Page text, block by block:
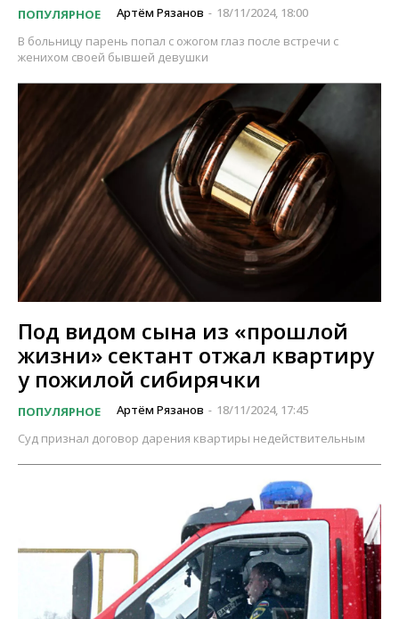
ПОПУЛЯРНОЕ Артём Рязанов - 18/11/2024, 18:00
В больницу парень попал с ожогом глаз после встречи с
женихом своей бывшей девушки
Под видом сына из «прошлой
жизни» сектант отжал квартиру
у пожилой сибирячки
ПОПУЛЯРНОЕ Артём Рязанов - 18/11/2024, 17:45
Суд признал договор дарения квартиры недействительным